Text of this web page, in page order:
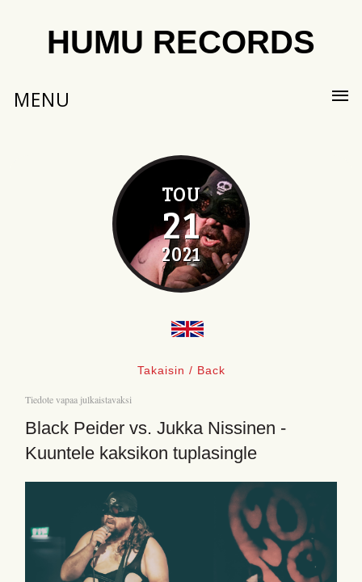
HUMU RECORDS
MENU
TOU
21
2021
Takaisin / Back
Tiedote vapaa julkaistavaksi
Black Peider vs. Jukka Nissinen -
Kuuntele kaksikon tuplasingle